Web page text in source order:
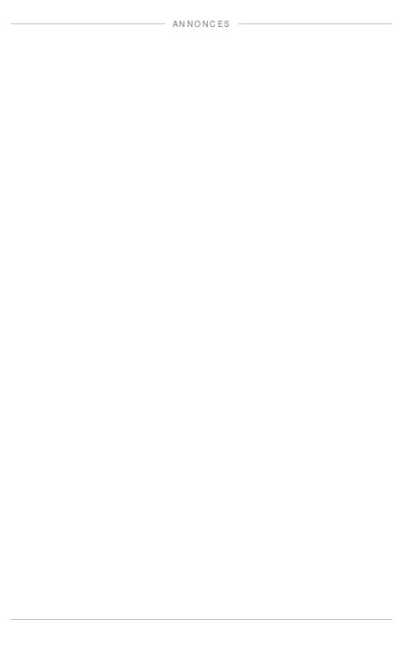
ANNONCES